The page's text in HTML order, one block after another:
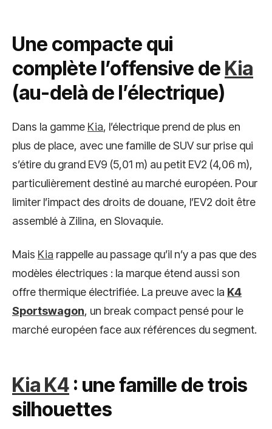
Une compacte qui
complète l’offensive de Kia
(au-delà de l’électrique)
Dans la gamme Kia, l’électrique prend de plus en
plus de place, avec une famille de SUV sur prise qui
s’étire du grand EV9 (5,01 m) au petit EV2 (4,06 m),
particulièrement destiné au marché européen. Pour
limiter l’impact des droits de douane, l’EV2 doit être
assemblé à Zilina, en Slovaquie.
Mais Kia rappelle au passage qu’il n’y a pas que des
modèles électriques : la marque étend aussi son
offre thermique électrifiée. La preuve avec la K4
Sportswagon, un break compact pensé pour le
marché européen face aux références du segment.
Kia K4 : une famille de trois
silhouettes